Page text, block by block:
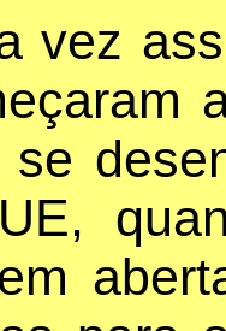
vez
se